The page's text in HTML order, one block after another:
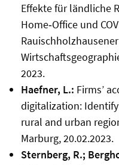
Effekte für ländliche
Home‐Office und
2023.
Haefner, L.: Firms’
digitalization:
rural and urban
Marburg, 20.02.2023.
Sternberg, R.;